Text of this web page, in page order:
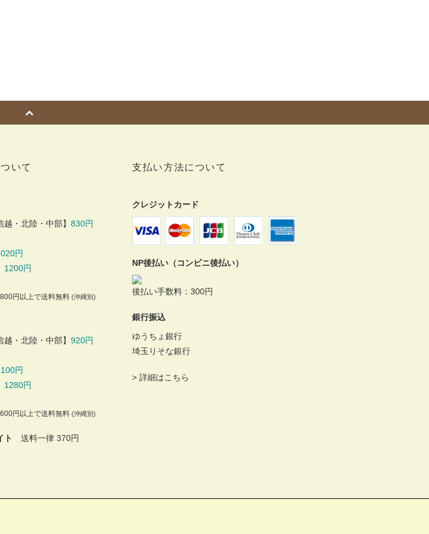
いて
越・北陸・中部】830円
円
1200円
円以上で送料無料 (沖縄別)
越・北陸・中部】920円
円
1280円
円以上で送料無料 (沖縄別)
イト送料一律 370円
支払い方法について
クレジットカード
NP後払い（コンビニ後払い）
後払い手数料：300円
銀行振込
ゆうちょ銀行
埼玉りそな銀行
>詳細はこちら